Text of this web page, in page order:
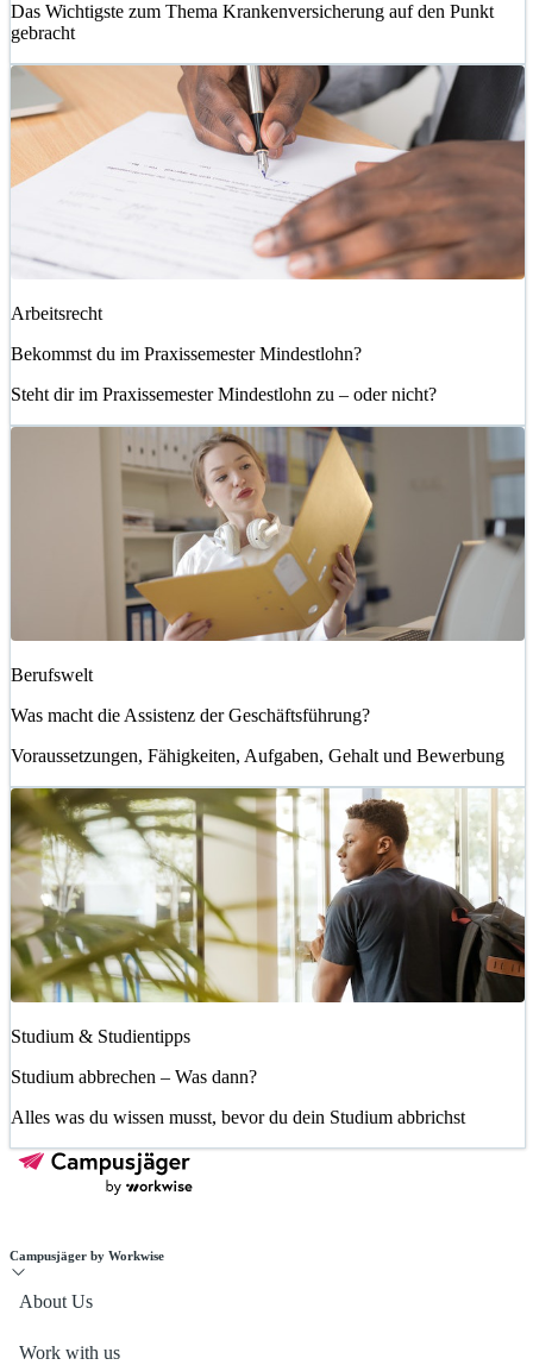
Das Wichtigste zum Thema Krankenversicherung auf den Punkt
gebracht
Arbeitsrecht
Bekommst du im Praxissemester Mindestlohn?
Steht dir im Praxissemester Mindestlohn zu – oder nicht?
Berufswelt
Was macht die Assistenz der Geschäftsführung?
Voraussetzungen, Fähigkeiten, Aufgaben, Gehalt und Bewerbung
Studium & Studientipps
Studium abbrechen – Was dann?
Alles was du wissen musst, bevor du dein Studium abbrichst
Campusjäger by Workwise
About Us
Work with us